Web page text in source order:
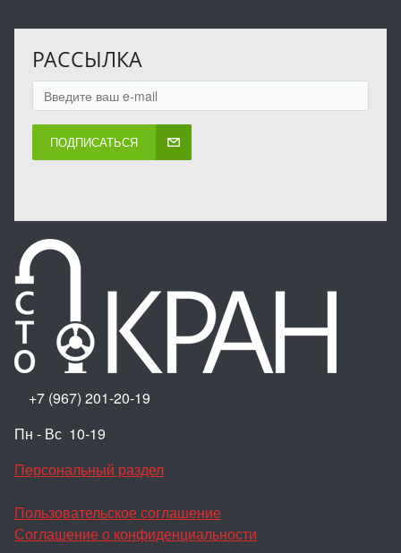
РАССЫЛКА
ПОДПИСАТЬСЯ
+7 (967) 201-20-19
Пн - Вс 10-19
Персональный раздел
Пользовательское соглашение
Соглашение о конфиденциальности